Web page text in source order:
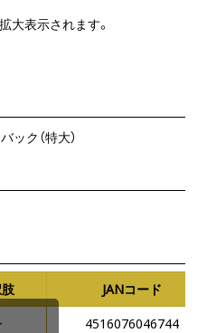
大表示されます。
ク（特大）
JANコード
4516076046744